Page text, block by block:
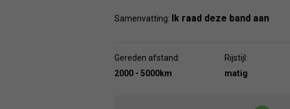
Samenvatting: Ik raad deze band aan
Gereden afstand:
2000 - 5000km
Rijstijl:
matig